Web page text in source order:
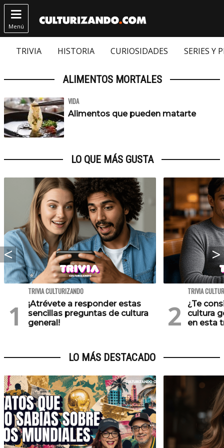

Menú
TRIVIA HISTORIA CURIOSIDADES SERIES Y
ALIMENTOS MORTALES
VIDA
Alimentos que pueden matarte
LO QUE MÁS GUSTA
TRIVIA CULTURIZANDO
¡Atrévete a responder estas
sencillas preguntas de cultura
general!
TRIVIA
¿Te
cultura
en esta
LO MÁS DESTACADO